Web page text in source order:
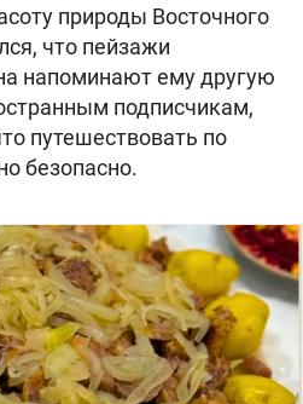
природы Восточного
что пейзажи
напоминают ему другую
подписчикам,
путешествовать по
безопасно.